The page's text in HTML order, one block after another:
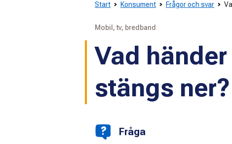
Start Konsument Frågor och svar
Mobil, tv, bredband
Vad händer
stängs ner?
Fråga